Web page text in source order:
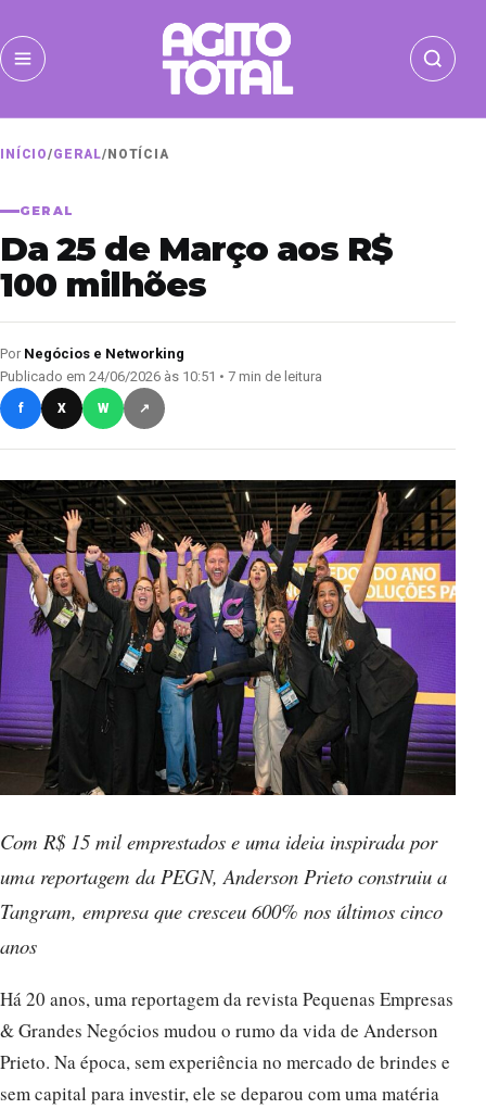
INÍCIO/GERAL/ NOTÍCIA
GERAL
Da 25 de Março aos R$
100 milhões
Por Negócios e Networking
Publicado em 24/06/2026 às 10:51 • 7 min de leitura
f X W ↗
Com R$ 15 mil emprestados e uma ideia inspirada por
uma reportagem da PEGN, Anderson Prieto construiu a
Tangram, empresa que cresceu 600% nos últimos cinco
anos
Há 20 anos, uma reportagem da revista Pequenas Empresas
& Grandes Negócios mudou o rumo da vida de Anderson
Prieto. Na época, sem experiência no mercado de brindes e
sem capital para investir, ele se deparou com uma matéria